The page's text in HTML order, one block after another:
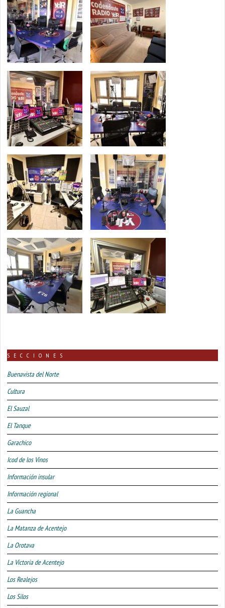
SECCIONES
Buenavista del Norte
Cultura
El Sauzal
El Tanque
Garachico
Icod de los Vinos
Información insular
Información regional
La Guancha
La Matanza de Acentejo
La Orotava
La Victoria de Acentejo
Los Realejos
Los Silos